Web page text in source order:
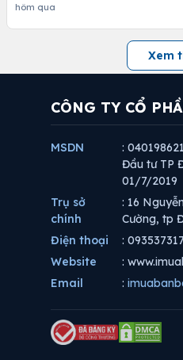
hôm qua
Xem
CÔNG TY CỔ
MSDN
:
Đầu tư TP
01/7/2019
Trụ sở
chính
: 16
Cường, tp
Điện thoại
:
Website
:
Email
: